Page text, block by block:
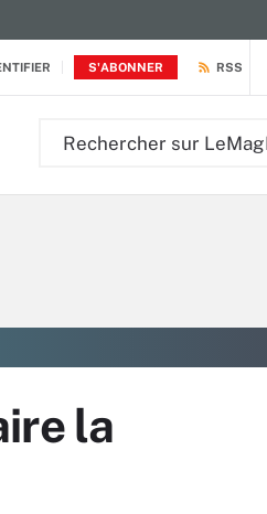
S'ABONNER RSS
la